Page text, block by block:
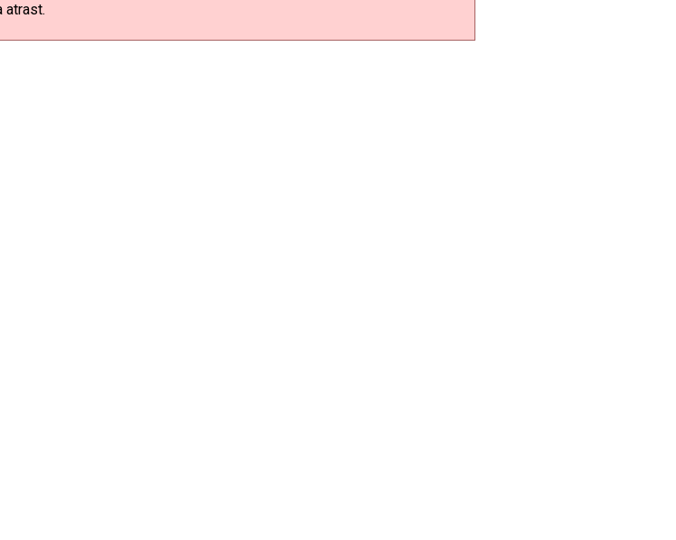
atrast.